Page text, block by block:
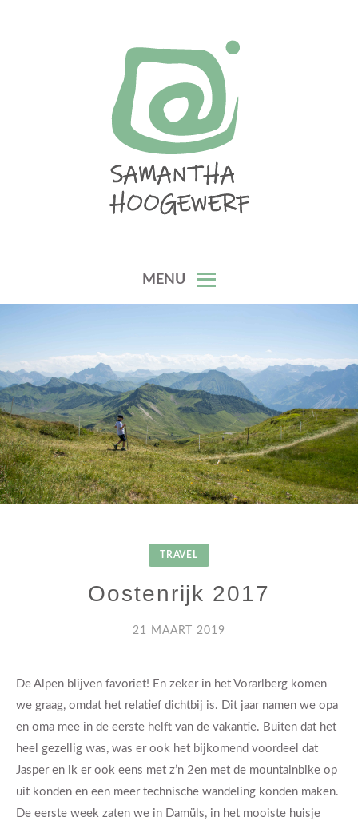
MENU
TRAVEL
Oostenrijk 2017
21 MAART 2019
De Alpen blijven favoriet! En zeker in het Vorarlberg komen
we graag, omdat het relatief dichtbij is. Dit jaar namen we opa
en oma mee in de eerste helft van de vakantie. Buiten dat het
heel gezellig was, was er ook het bijkomend voordeel dat
Jasper en ik er ook eens met z’n 2en met de mountainbike op
uit konden en een meer technische wandeling konden maken.
De eerste week zaten we in Damüls, in het mooiste huisje